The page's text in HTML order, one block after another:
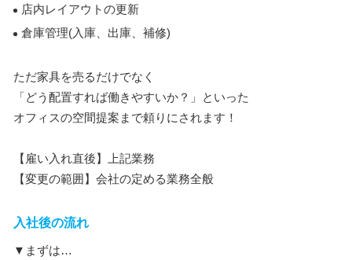
店内レイアウトの更新
倉庫管理(入庫、出庫、補修)
ただ家具を売るだけでなく
「どう配置すれば働きやすいか？」といった
オフィスの空間提案まで頼りにされます！
【雇い入れ直後】上記業務
【変更の範囲】会社の定める業務全般
入社後の流れ
▼まずは…